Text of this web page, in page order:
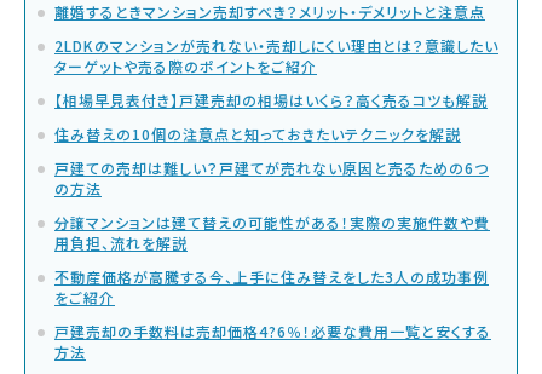
離婚するときマンション売却すべき？メリット・デメリットと注意点
2LDKのマンションが売れない・売却しにくい理由とは？意識したい
ターゲットや売る際のポイントをご紹介
【相場早見表付き】戸建売却の相場はいくら？高く売るコツも解説
住み替えの10個の注意点と知っておきたいテクニックを解説
戸建ての売却は難しい？戸建てが売れない原因と売るための6つ
の方法
分譲マンションは建て替えの可能性がある！実際の実施件数や費
用負担、流れを解説
不動産価格が高騰する今、上手に住み替えをした3人の成功事例
をご紹介
戸建売却の手数料は売却価格4?6％！必要な費用一覧と安くする
方法